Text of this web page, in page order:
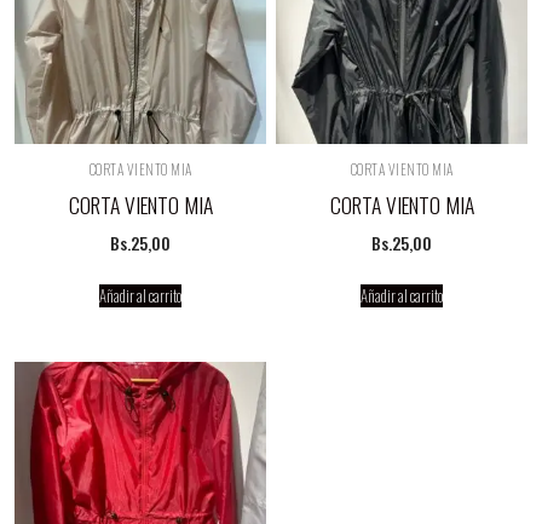
CORTA VIENTO MIA
CORTA VIENTO MIA
Bs.25,00
Añadir al carrito
CORTA VIENTO MIA
CORTA VIENTO MIA
Bs.25,00
Añadir al carrito